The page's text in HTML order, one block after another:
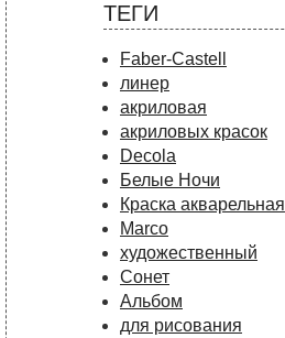
ТЕГИ
Faber-Castell
линер
акриловая
акриловых красок
Decola
Белые Ночи
Краска акварельная
Marco
художественный
Сонет
Альбом
для рисования